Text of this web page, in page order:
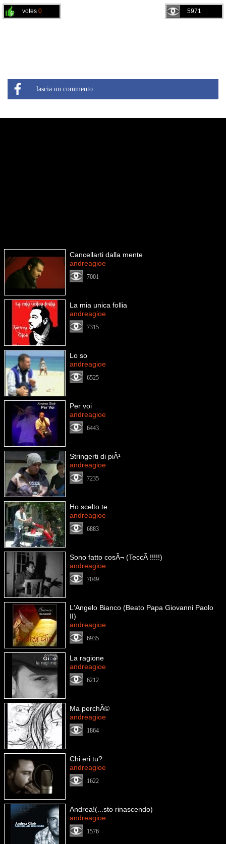
5971
votes 0
lascia un commento
Cancellarti dalla mente
andreagioe
7001
La mia unica follia
andreagioe
7315
Lo so
andreagioe
6525
Per voi
andreagioe
6443
Stringerti di piÃ¹
andreagioe
7235
Ho scelto te
andreagioe
6883
Sono fatto cosÃ¬ (TeccÃ !!!!!)
andreagioe
7049
L'Angelo Bianco (Beato Papa Giovanni Paolo
II)
andreagioe
6935
La ragione
andreagioe
6212
Ma perchÃ©
andreagioe
1864
Chi eri tu?
andreagioe
1622
Andrea!(...sto rinascendo)
andreagioe
1576